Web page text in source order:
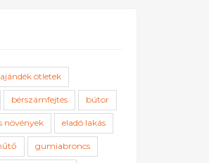
ajándék ötletek
bérszámfejtés bútor
növények eladó lakás
gumiabroncs